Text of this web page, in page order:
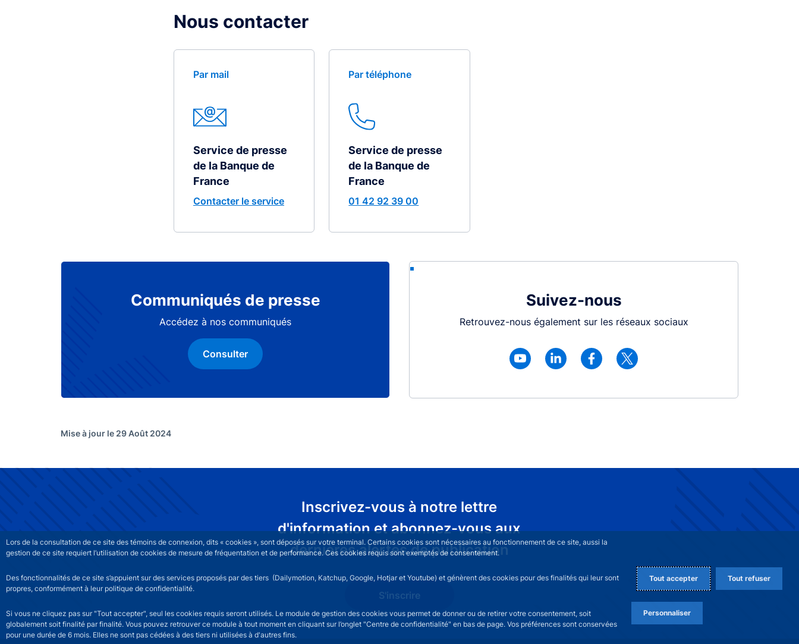
Lors de la consultation de ce site des témoins de connexion, dits « cookies », sont déposés sur votre terminal. Certains cookies sont nécessaires au fonctionnement de ce site, aussi la
gestion de ce site requiert l’utilisation de cookies de mesure de fréquentation et de performance. Ces cookies requis sont exemptés de consentement.
Des fonctionnalités de ce site s’appuient sur des services proposés par des tiers (Dailymotion, Katchup, Google, Hotjar et Youtube) et génèrent des cookies pour des finalités qui leur sont
propres, conformément à leur politique de confidentialité.
Si vous ne cliquez pas sur "Tout accepter", seul les cookies requis seront utilisés. Le module de gestion des cookies vous permet de donner ou de retirer votre consentement, soit
globalement soit finalité par finalité. Vous pouvez retrouver ce module à tout moment en cliquant sur l’onglet "Centre de confidentialité" en bas de page. Vos préférences sont conservées
pour une durée de 6 mois. Elles ne sont pas cédées à des tiers ni utilisées à d'autres fins.
Tout accepter Tout refuser
Personnaliser
Nous contacter
Par mail
Service de presse
de la Banque de
France
Contacter le service
Par téléphone
Service de presse
de la Banque de
France
01 42 92 39 00
Communiqués de presse
Accédez à nos communiqués
Consulter
Suivez-nous
Retrouvez-nous également sur les réseaux sociaux
Mise à jour le 29 Août 2024
Inscrivez-vous à notre lettre
d'information et abonnez-vous aux
dernières alertes de publication
S'inscrire